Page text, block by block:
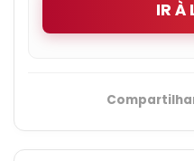
IR À